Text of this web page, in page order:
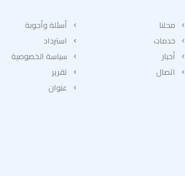
محلنا
خدمات
أخبار
اتصال
أسئلة وأجوبة
استرداد
سياسة الخصوصية
تقرير
عنوان